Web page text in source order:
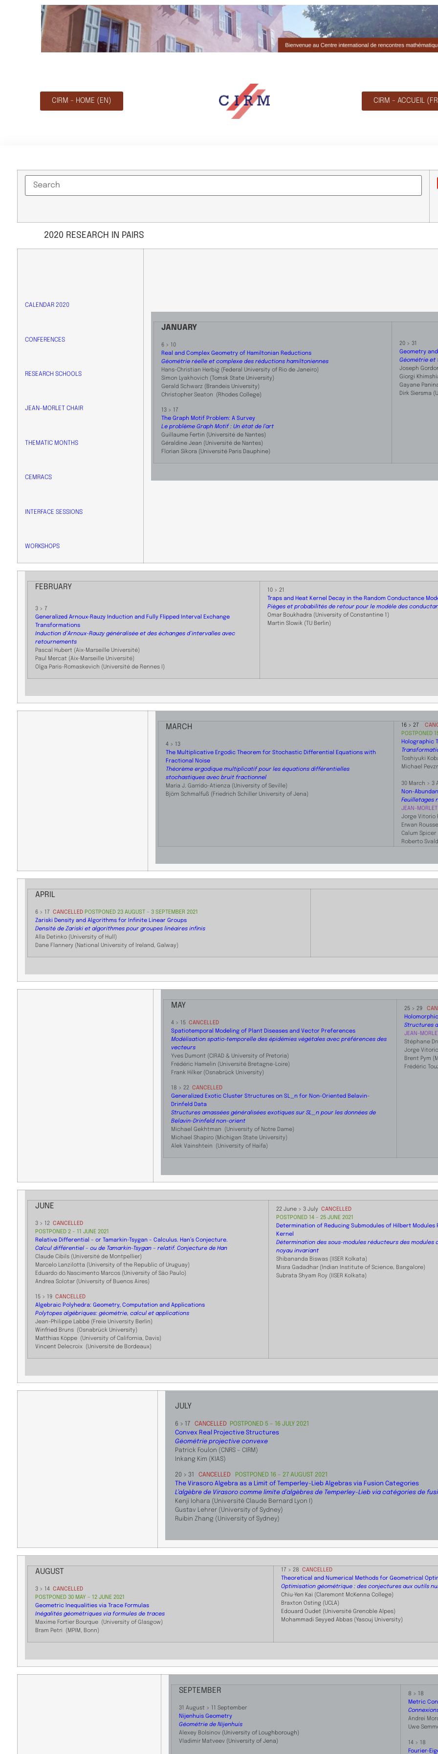
CIRM - HOME (EN) CIRM - ACCUEIL
2020 RESEARCH IN PAIRS
CALENDAR 2020
CONFERENCES
RESEARCH SCHOOLS
JEAN-MORLET CHAIR
THEMATIC MONTHS
CEMRACS
INTERFACE SESSIONS
WORKSHOPS
JANUARY
6 > 10
Real and Complex Geometry of Hamiltonian Reductions
Géométrie réelle et complexe des réductions hamiltoniennes
Hans-Christian Herbig (Federal University of Rio de Janeiro)
Simon Lyakhovich (Tomsk State University)
Gerald Schwarz (Brandeis University)
Christopher Seaton
(Rhodes College)
13 > 17
The Graph Motif Problem: A Survey
Le problème Graph Motif : Un état de l’art
Guillaume Fertin (Université de Nantes)
Géraldine Jean (Université de Nantes)
Florian Sikora (Université Paris Dauphine)
​20 > 31
Geometry
Géométrie et
Joseph
Giorgi
Gayane
Dirk Siersma
FEBRUARY
3 > 7
Generalized Arnoux-Rauzy Induction and Fully Flipped Interval Exchange
Transformations
Induction d’Arnoux-Rauzy généralisée et des échanges d’intervalles avec
retournements
Pascal Hubert (Aix-Marseille Université)
Paul Mercat (Aix-Marseille Université)
Olga Paris-Romaskevich (Université de Rennes I)
10 > 21
Traps and Heat Kernel Decay in the Random Conductance
Pièges et probabilités de retour pour le modèle des
Omar Boukhadra (University of Constantine 1)
Martin Slowik (TU Berlin)
MARCH
4 > 13
The Multiplicative Ergodic Theorem for Stochastic Differential Equations with
Fractional Noise
Théorème ergodique multiplicatif pour les équations différentielles
stochastiques avec bruit fractionnel
María J. Garrido-Atienza (University of Seville)
Björn Schmalfuß (Friedrich Schiller University of Jena)
16 > 27
POSTPONED
Holographic
Toshiyuki
​Michael
30 March >
Non-
Feuilletages
JEAN-
Jorge Vitorio
​Erwan
Calum
Roberto
APRIL
6 > 17 CANCELLED ​ POSTPONED 23 AUGUST – 3 SEPTEMBER 2021
Zariski Density and Algorithms for Infinite Linear Groups
Densité de Zariski et algorithmes pour groupes linéaires infinis
Alla Detinko (University of Hull)
Dane Flannery (National University of Ireland, Galway)
MAY
4 > 15 CANCELLED
Spatiotemporal Modeling of Plant Diseases and Vector Preferences
Modélisation spatio-temporelle des épidémies végétales avec préférences des
vecteurs
Yves Dumont (CIRAD & University of Pretoria)
Frédéric Hamelin (Université Bretagne-Loire)
Frank Hilker (Osnabrück University)
18 > 22 CANCELLED
Generalized Exotic Cluster Structures on SL_n for Non-Oriented Belavin-
Drinfeld Data
Structures amassées généralisées exotiques sur SL_n pour les données de
Belavin-Drinfeld non-orient
Michael Gekhtman (University of Notre Dame)
Michael Shapiro (Michigan State University)
Alek Vainshtein (University of Haifa)
​25 > 29
Structures
JEAN-
Stéphane
Jorge
Brent Pym
Frédéric
JUNE
3 > 12 CANCELLED
POSTPONED 2 – 11 JUNE 2021
Relative Differential – or Tamarkin-Tsygan – Calculus. Han’s Conjecture.
Calcul différentiel – ou de Tamarkin-Tsygan – relatif. Conjecture de Han
Claude Cibils (Université de Montpellier)
Marcelo Lanzilotta (University of the Republic of Uruguay)
Eduardo do Nascimento Marcos (University of São Paulo)
Andrea Solotar (University of Buenos Aires)
15 > 19 CANCELLED
Algebraic Polyhedra: Geometry, Computation and Applications
Polytopes algébriques: géométrie, calcul et applications
Jean-Philippe Labbé (Freie University Berlin)
Winfried Bruns (Osnabrück University)
Matthias Köppe (University of California, Davis)
Vincent Delecroix (Université de Bordeaux)
​22 June > 3 July CANCELLED
​POSTPONED 14 – 25 JUNE 2021
Determination of Reducing Submodules of Hilbert Modules
Kernel
Détermination des sous-modules réducteurs des modules
noyau invariant
Shibananda Biswas (IISER Kolkata)
Misra Gadadhar (Indian Institute of Science, Bangalore)
Subrata Shyam Roy ​(IISER Kolkata)
JULY
6 > 17 CANCELLED
POSTPONED 5 – 16 JULY 2021
Convex Real Projective Structures
Géométrie projective convexe
Patrick Foulon (CNRS – CIRM)
Inkang Kim (KIAS)
20 > 31 CANCELLED
POSTPONED 16 – 27 AUGUST 2021
The Virasoro Algebra as a Limit of Temperley-Lieb Algebras via Fusion Categories
L’algèbre de Virasoro comme limite d’algèbres de Temperley-Lieb via catégories de
Kenji Iohara (Université Claude Bernard Lyon I)
Gustav Lehrer (University of Sydney)
Ruibin Zhang (University of Sydney)
AUGUST
3 > 14 CANCELLED
POSTPONED 30 MAY – 12 JUNE 2021
Geometric Inequalities via Trace Formulas
Inégalités géométriques via formules de traces
Maxime Fortier Bourque (University of Glasgow)
Bram Petri (MPIM, Bonn)
17 > 28 CANCELLED
Theoretical and Numerical Methods for Geometrical
Optimisation géométrique : des conjectures aux outils
Chiu-Yen Kai (Claremont McKenna College)
Braxton Osting (UCLA)
Edouard Oudet (Université Grenoble Alpes)
Mohammadi Seyyed Abbas (Yasouj University)
SEPTEMBER
31 August > 11 September
Nijenhuis Geometry
Géométrie de Nijenhuis
Alexey Bolsinov (University of Loughborough)
Vladimir Matveev (University of Jena)
8 > 18
Metric
Andrei
Uwe
​14 > 18
Fourier-